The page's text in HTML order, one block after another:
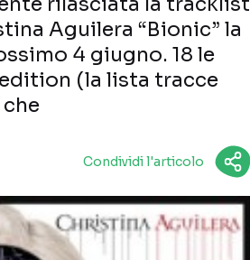
Aguilera “Bionic” la
4 giugno. 18 le
(la lista tracce
Condividi l'articolo